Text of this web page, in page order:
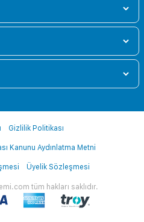
tüm hakları saklıdır.
Gizlilik Politikası
Kanunu Aydınlatma Metni
Üyelik Sözleşmesi